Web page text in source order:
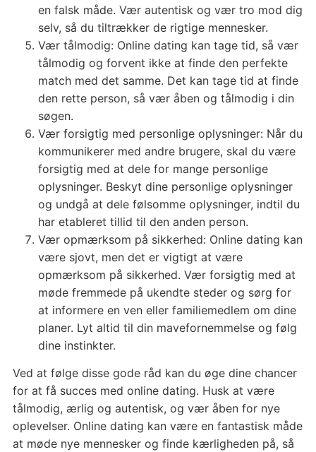
en falsk måde. Vær autentisk og vær tro mod dig
selv, så du tiltrækker de rigtige mennesker.
Vær tålmodig: Online dating kan tage tid, så vær
tålmodig og forvent ikke at finde den perfekte
match med det samme. Det kan tage tid at finde
den rette person, så vær åben og tålmodig i din
søgen.
Vær forsigtig med personlige oplysninger: Når du
kommunikerer med andre brugere, skal du være
forsigtig med at dele for mange personlige
oplysninger. Beskyt dine personlige oplysninger
og undgå at dele følsomme oplysninger, indtil du
har etableret tillid til den anden person.
Vær opmærksom på sikkerhed: Online dating kan
være sjovt, men det er vigtigt at være
opmærksom på sikkerhed. Vær forsigtig med at
møde fremmede på ukendte steder og sørg for
at informere en ven eller familiemedlem om dine
planer. Lyt altid til din mavefornemmelse og følg
dine instinkter.
Ved at følge disse gode råd kan du øge dine chancer
for at få succes med online dating. Husk at være
tålmodig, ærlig og autentisk, og vær åben for nye
oplevelser. Online dating kan være en fantastisk måde
at møde nye mennesker og finde kærligheden på, så